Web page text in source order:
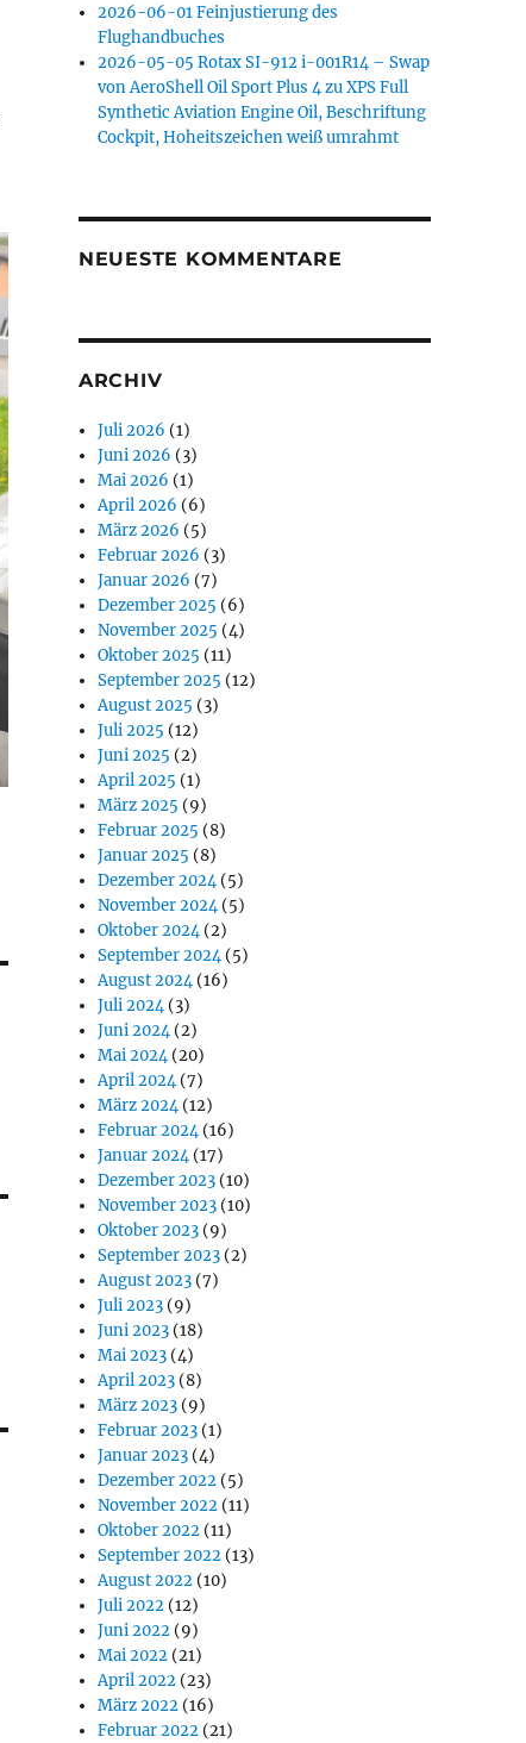
2026-06-01 Feinjustierung des
Flughandbuches
2026-05-05 Rotax SI-912 i-001R14 – Swap
von AeroShell Oil Sport Plus 4 zu XPS Full
Synthetic Aviation Engine Oil, Beschriftung
Cockpit, Hoheitszeichen weiß umrahmt
NEUESTE KOMMENTARE
ARCHIV
Juli 2026 (1)
Juni 2026 (3)
Mai 2026 (1)
April 2026 (6)
März 2026 (5)
Februar 2026 (3)
Januar 2026 (7)
Dezember 2025 (6)
November 2025 (4)
Oktober 2025 (11)
September 2025 (12)
August 2025 (3)
Juli 2025 (12)
Juni 2025 (2)
April 2025 (1)
März 2025 (9)
Februar 2025 (8)
Januar 2025 (8)
Dezember 2024(5)
November 2024(5)
Oktober 2024(2)
September 2024(5)
August 2024(16)
Juli 2024(3)
Juni 2024(2)
Mai 2024(20)
April 2024(7)
März 2024(12)
Februar 2024(16)
Januar 2024(17)
Dezember 2023 (10)
November 2023 (10)
Oktober 2023 (9)
September 2023 (2)
August 2023 (7)
Juli 2023 (9)
Juni 2023 (18)
Mai 2023 (4)
April 2023 (8)
März 2023 (9)
Februar 2023 (1)
Januar 2023 (4)
Dezember 2022 (5)
November 2022 (11)
Oktober 2022 (11)
September 2022 (13)
August 2022 (10)
Juli 2022 (12)
Juni 2022 (9)
Mai 2022 (21)
April 2022 (23)
März 2022 (16)
Februar 2022 (21)